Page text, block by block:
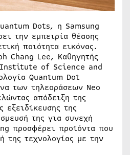
Dots, η Samsung
την εμπειρία θέασης
ποιότητα εικόνας.
Chang Lee, Καθηγητής
Institute of Science and
Quantum Dot
των τηλεοράσεων Neo
απόδειξη της
εξειδίκευσης της
της για συνεχή
προσφέρει προϊόντα που
της τεχνολογίας με την